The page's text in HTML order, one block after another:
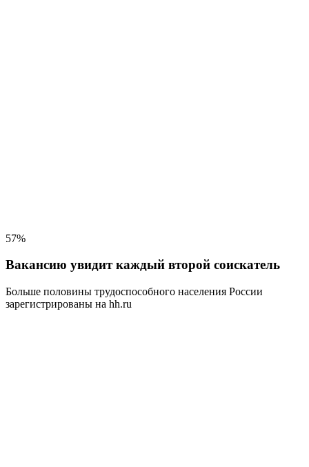
57%
Вакансию увидит каждый второй соискатель
Больше половины трудоспособного населения России
зарегистрированы на hh.ru